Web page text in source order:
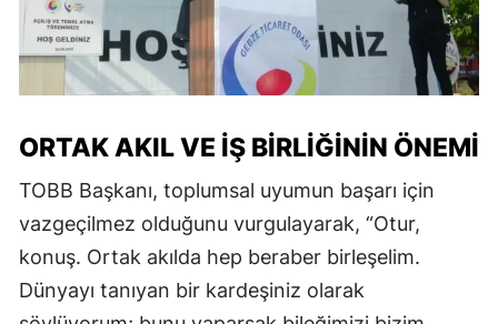
ORTAK AKIL VE İŞ BIRLIĞININ ÖNEMI
TOBB Başkanı, toplumsal uyumun başarı için
vazgeçilmez olduğunu vurgulayarak, “Otur,
konuş. Ortak akılda hep beraber birleşelim.
Dünyayı tanıyan bir kardeşiniz olarak